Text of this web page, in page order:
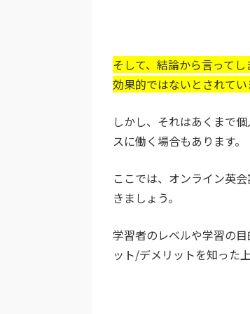
そして、結論から言って
効果的ではないとされてい
しかし、それはあくまで
スに働く場合もあります。
ここでは、オンライン英
きましょう。
学習者のレベルや学習の
ット/デメリットを知った